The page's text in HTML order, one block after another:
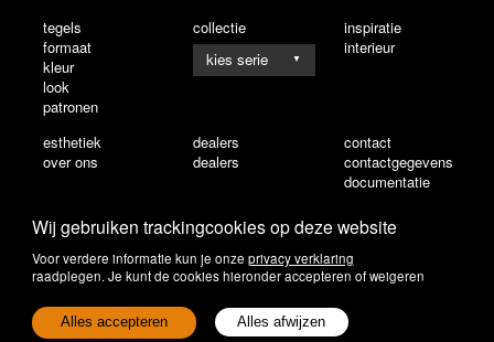
Wij gebruiken trackingcookies op deze website
Voor verdere informatie kun je onze privacy verklaring
raadplegen. Je kunt de cookies hieronder accepteren of weigeren
Alles accepteren Alles afwijzen
tegels
formaat
kleur
look
patronen
collectie
▼
inspiratie
interieur
esthetiek
over ons
dealers
dealers
contact
contactgegevens
documentatie
privacy verklaring algemene voorwaarden